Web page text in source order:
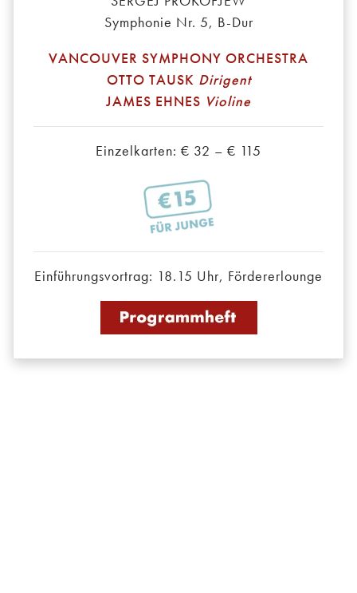
Symphonie Nr. 5, B-Dur
VANCOUVER SYMPHONY ORCHESTRA
OTTO TAUSK Dirigent
JAMES EHNES Violine
Einzelkarten: € 32 – € 115
Einführungsvortrag: 18.15 Uhr, Fördererlounge